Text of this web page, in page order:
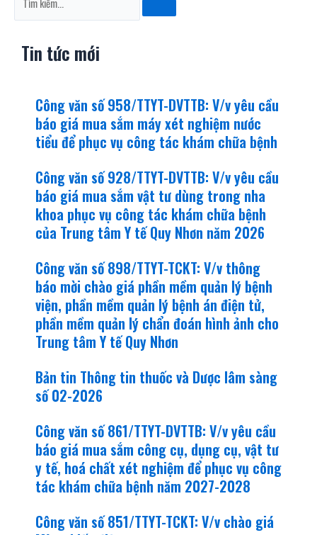
kiếm
Tin tức mới
Công văn số 958/TTYT-DVTTB: V/v yêu cầu
báo giá mua sắm máy xét nghiệm nước
tiểu để phục vụ công tác khám chữa bệnh
Công văn số 928/TTYT-DVTTB: V/v yêu cầu
báo giá mua sắm vật tư dùng trong nha
khoa phục vụ công tác khám chữa bệnh
của Trung tâm Y tế Quy Nhơn năm 2026
Công văn số 898/TTYT-TCKT: V/v thông
báo mời chào giá phần mềm quản lý bệnh
viện, phần mềm quản lý bệnh án điện tử,
phần mềm quản lý chẩn đoán hình ảnh cho
Trung tâm Y tế Quy Nhơn
Bản tin Thông tin thuốc và Dược lâm sàng
số 02-2026
Công văn số 861/TTYT-DVTTB: V/v yêu cầu
báo giá mua sắm công cụ, dụng cụ, vật tư
y tế, hoá chất xét nghiệm để phục vụ công
tác khám chữa bệnh năm 2027-2028
Công văn số 851/TTYT-TCKT: V/v chào giá